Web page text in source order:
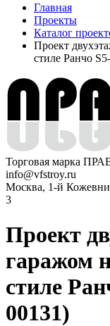
Главная
Проекты
Каталог
Проект
стиле Ранчо
Торговая марка
info@vfstroy.ru
Москва, 1-й
3
Проект
гаражом
стиле
00131)